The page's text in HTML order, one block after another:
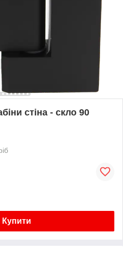
стіна - скло 90
Купити